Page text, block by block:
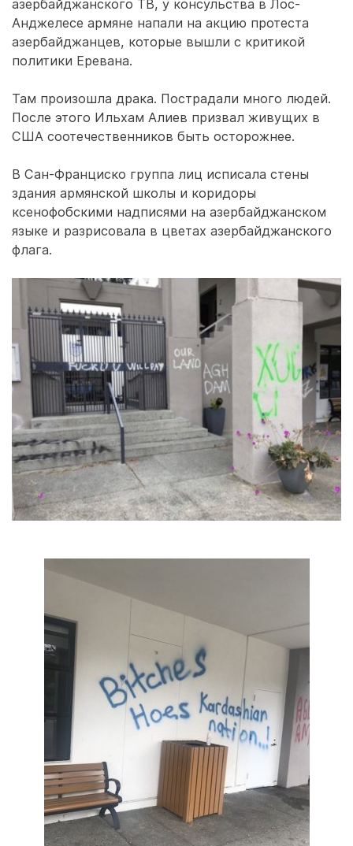
азербайджанского ТВ, у консульства в Лос-
Анджелесе армяне напали на акцию протеста
азербайджанцев, которые вышли с критикой
политики Еревана.
Там произошла драка. Пострадали много людей.
После этого Ильхам Алиев призвал живущих в
США соотечественников быть осторожнее.
В Сан-Франциско группа лиц исписала стены
здания армянской школы и коридоры
ксенофобскими надписями на азербайджанском
языке и разрисовала в цветах азербайджанского
флага.